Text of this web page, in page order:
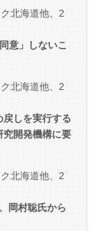
北海道他、2
意」しないこ
北海道他、2
しを実行する
究開発機構に要
北海道他、2
岡村聡氏から